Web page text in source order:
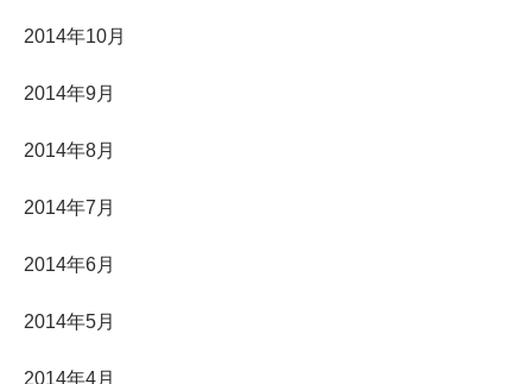
2014年10月
2014年9月
2014年8月
2014年7月
2014年6月
2014年5月
2014年4月